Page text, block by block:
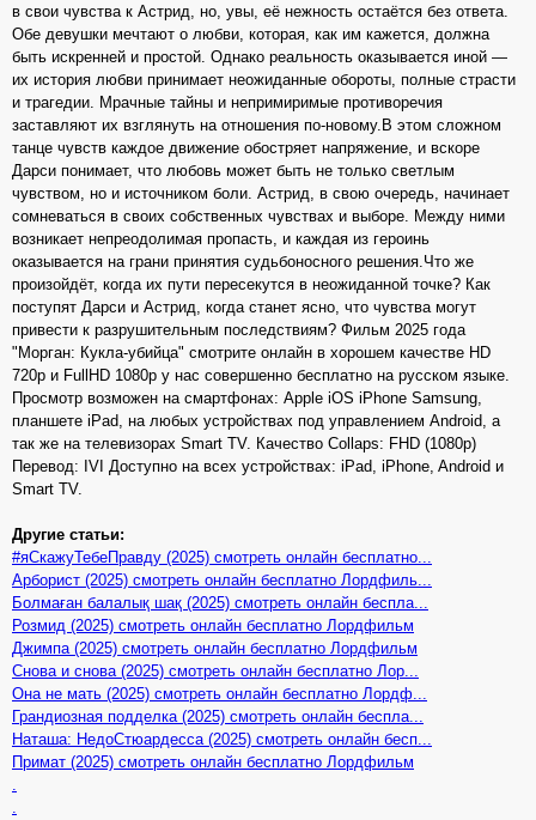
в свои чувства к Астрид, но, увы, её нежность остаётся без ответа.
Обе девушки мечтают о любви, которая, как им кажется, должна
быть искренней и простой. Однако реальность оказывается иной —
их история любви принимает неожиданные обороты, полные страсти
и трагедии. Мрачные тайны и непримиримые противоречия
заставляют их взглянуть на отношения по-новому.В этом сложном
танце чувств каждое движение обостряет напряжение, и вскоре
Дарси понимает, что любовь может быть не только светлым
чувством, но и источником боли. Астрид, в свою очередь, начинает
сомневаться в своих собственных чувствах и выборе. Между ними
возникает непреодолимая пропасть, и каждая из героинь
оказывается на грани принятия судьбоносного решения.Что же
произойдёт, когда их пути пересекутся в неожиданной точке? Как
поступят Дарси и Астрид, когда станет ясно, что чувства могут
привести к разрушительным последствиям? Фильм 2025 года
"Морган: Кукла-убийца" смотрите онлайн в хорошем качестве HD
720p и FullHD 1080p у нас совершенно бесплатно на русском языке.
Просмотр возможен на смартфонах: Apple iOS iPhone Samsung,
планшете iPad, на любых устройствах под управлением Android, а
так же на телевизорах Smart TV. Качество Collaps: FHD (1080p)
Перевод: IVI Доступно на всех устройствах: iPad, iPhone, Android и
Smart TV.
Другие статьи:
#яСкажуТебеПравду (2025) смотреть онлайн бесплатно...
Арборист (2025) смотреть онлайн бесплатно Лордфиль...
Болмаған балалық шақ (2025) смотреть онлайн беспла...
Розмид (2025) смотреть онлайн бесплатно Лордфильм
Джимпа (2025) смотреть онлайн бесплатно Лордфильм
Снова и снова (2025) смотреть онлайн бесплатно Лор...
Она не мать (2025) смотреть онлайн бесплатно Лордф...
Грандиозная подделка (2025) смотреть онлайн беспла...
Наташа: НедоСтюардесса (2025) смотреть онлайн бесп...
Примат (2025) смотреть онлайн бесплатно Лордфильм
.
.